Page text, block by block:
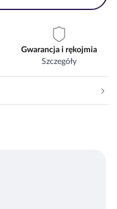
Gwarancja i rękojmia
Szczegóły